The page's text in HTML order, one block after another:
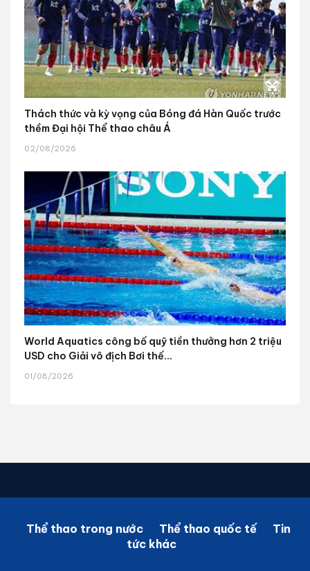
Thách thức và kỳ vọng của Bóng đá Hàn Quốc trước
thềm Đại hội Thể thao châu Á
02/08/2026
World Aquatics công bố quỹ tiền thưởng hơn 2 triệu
USD cho Giải vô địch Bơi thế...
01/08/2026
Thể thao trong nước Thể thao quốc tế
Tin
tức khác